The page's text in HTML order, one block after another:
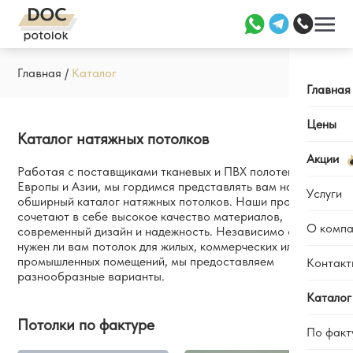
Главная
Цены
Акции
Услуги
О
Каталог
По
Главная / Каталог
Каталог натяжных потолков
Работая с поставщиками тканевых и ПВХ полотен из
Европы и Азии, мы гордимся представлять вам наш
обширный каталог натяжных потолков. Наши продукты
сочетают в себе высокое качество материалов,
современный дизайн и надежность. Независимо от того,
нужен ли вам потолок для жилых, коммерческих или
промышленных помещений, мы предоставляем
разнообразные варианты.
Потолки по фактуре